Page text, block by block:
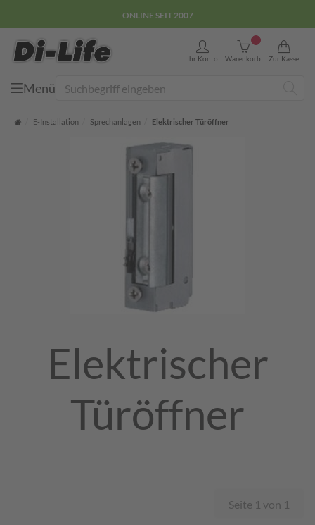
ONLINE SEIT 2007
Ihr Konto Warenkorb
0
Zur Kasse
Menü
Startseite
E-Installation Sprechanlagen Elektrischer Türöffner
Elektrischer
Türöffner
Seite 1 von 1